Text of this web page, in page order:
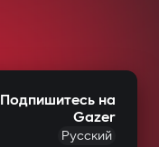
Подпишитесь на
Gazer
Русский